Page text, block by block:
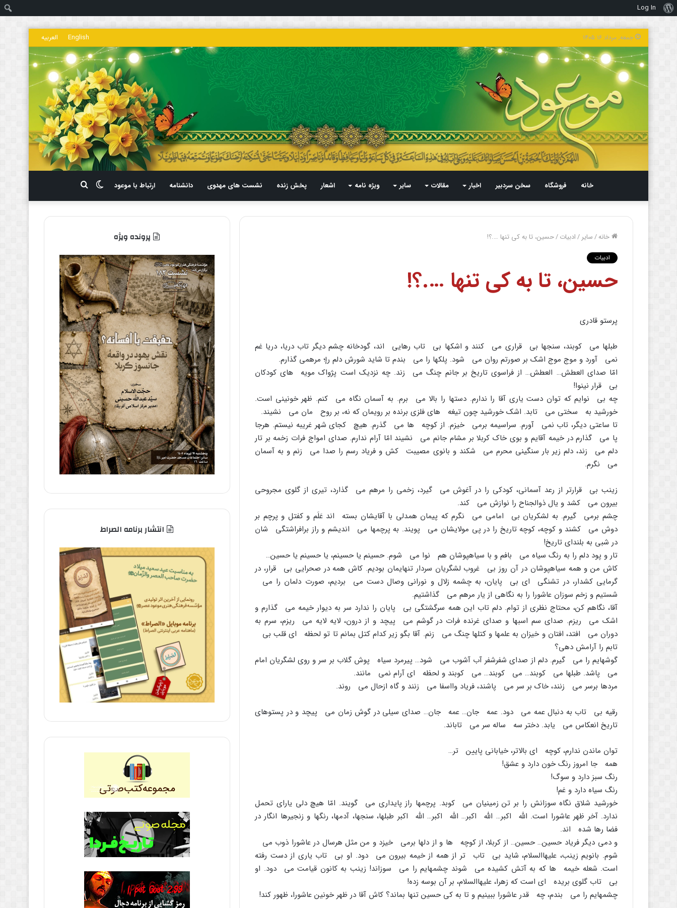
درباره
وردپرس
Log In
جمعه, مرداد ۱۶ ۱۴۰۵ English العربیه
خانه فروشگاه سخن سردبیر اخبار مقالات سایر ویژه نامه اشعار پخش زنده نشست های مهدوی دانشنامه ارتباط با موعود
برای
تغییر
پوسته
خانه/سایر /ادبیات/حسین، تا به کى تنها ….؟!
ادبیات
حسین، تا به کى تنها ….؟!
پرستو قادرى
طبلها مى کوبند، سنجها بى قرارى مى کنند و اشکها بى تاب رهایى اند، گودخانه چشم دیگر تاب دریا، دریا غم
نمى آورد و موج موج اشک بر صورتم روان مى شود. پلکها را مى بندم تا شاید شورش دلم رإ؛ مرهمى گذارم.
امّا صداى العطش… العطش… از فراسوى تاریخ بر جانم چنگ مى زند. چه نزدیک است پژواک مویه هاى کودکان
بى قرار نینوا!
چه بى نوایم که توان دست یارى آقا را ندارم. دستها را بالا مى برم. به آسمان نگاه مى کنم. ظهر خونینى است.
خورشید به سختى مى تابد. اشک خورشید چون تیغه هاى فلزى برنده بر رویمان که نه، بر روح مان مى نشیند.
تا ساعتى دیگر، تاب نمى آورم. سراسیمه برمى خیزم. از کوچه ها مى گذرم. هیچ کجاى شهر غریبه نیستم. هرجا
پا مى گذارم در خیمه آقایم و بوى خاک کربلا بر مشام جانم مى نشیند امّا آرام ندارم. صداى امواج فرات زخمه بر تار
دلم مى زند، دلم زیر بار سنگینى محرم مى شکند و بانوى مصیبت کش و فریاد رسم را صدا مى زنم و به آسمان
مى نگرم.
زینب بى قرارتر از رعد آسمانى، کودکى را در آغوش مى گیرد، زخمى را مرهم مى گذارد، تیرى از گلوى مجروحى
بیرون مى کشد و یال ذوالجناح را نوازش مى کند.
چشم برمى گیرم. به لشکریان بى امامى مى نگرم که پیمان همدلى با آقایشان بسته اند عَلَم و کفتل و پرچم بر
دوش مى کشند و کوچه، کوچه تاریخ را در پى مولایشان مى پویند. به پرچمها مى اندیشم و راز برافراشتگى شان
در شبى به بلنداى تاریخ!
تار و پود دلم را به رنگ سیاه مى بافم و با سیاهپوشان هم نوا مى شوم. حسینم یا حسینم، یا حسینم یا حسین…
کاش من و همه سیاهپوشان در آن روز بى غروب لشگریان سردار تنهایمان بودیم. کاش همه در صحرایى بى قرار، در
گرمایى کشدار، در تشنگى اى بى پایان، به چشمه زلال و نورانى وصال دست مى بردیم، صورت دلمان را مى
شستیم و زخم سوزان عاشورا را به نگاهى از یار مرهم مى گذاشتیم.
آقا، نگاهم کن، محتاج نظرى از توام. دلم تاب این همه سرگشتگى بى پایان را ندارد سر به دیوار خیمه مى گذارم و
اشک مى ریزم. صداى سم اسبها و صداى غرنده فرات در گوشم مى پیچد و از درون، لایه لایه مى ریزم، سرم به
دوران مى افتد، افتان و خیزان به علمها و کتلها چنگ مى زنم. آقا بگو زیر کدام کتل بمانم تا تو لحظه اى قلب بى
تابم را آرامش دهى؟
گوشهایم را مى گیرم. دلم از صداى شفرشفر آب آشوب مى شود… پیرمرد سیاه پوش گلاب بر سر و روى لشگریان امام
مى پاشد. طبلها مى کوبند… مى کوبند… مى کوبند و لحظه اى آرام نمى مانند.
مردها برسر مى زنند، خاک بر سر مى پاشند، فریاد وااسفا مى زنند و گاه ازحال مى روند.
رقیه بى تاب به دنبال عمه مى دود. عمه جان… عمه جان… صداى سیلى در گوش زمان مى پیچد و در پستوهاى
تاریخ انعکاس مى یابد. دختر سه ساله سر مى تاباند.
توان ماندن ندارم، کوچه اى بالاتر، خیابانى پایین تر…
همه جا امروز رنگ خون دارد و عشق!
رنگ سبز دارد و سوگ!
رنگ سیاه دارد و غم!
خورشید شلاق نگاه سوزانش را بر تن زمینیان مى کوبد. پرچمها راز پایدارى مى گویند. امّا هیچ دلى یاراى تحمل
ندارد. آخر ظهر عاشورا است. اللَّه اکبر… اللَّه اکبر… اللَّه اکبر… اللَّه اکبر طبلها، سنجها، آدمها، رنگها و زنجیرها انگار در
فضا رها شده اند.
و دمى دیگر فریاد حسین… حسین… از کربلا، از کوچه ها و از دلها برمى خیزد و من مثل هرسال در عاشورا ذوب مى
شوم. بانویم زینب، علیهاالسلام، شاید بى تاب تر از همه از خیمه بیرون مى دود. او بى تاب یارى از دست رفته
است. شعله خیمه ها که به آتش کشیده مى شوند چشمهایم را مى سوزاند! زینب به کانون قیامت مى دود. او
بى تاب گلوى بریده اى است که زهرا، علیهاالسلام، بر آن بوسه زده!
چشمهایم را مى بندم، چه قدر عاشورا ببینیم و تا به کى حسین تنها بماند؟ کاش آقا در ظهر خونین عاشورا، ظهور کند!
پرونده ویژه
انتشار برنامه الصراط